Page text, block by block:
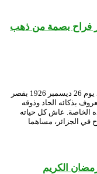
فراح بصمة من ذهب
الفنان عبد القادر فراح من المحلية إلى العالمية، ولد يوم 26 ديسمبر 1926 بقصر
بذكائه الحاد وذوقه
الخاصة. عاش كل حياته
في الجزائر، مساهما
الكريم